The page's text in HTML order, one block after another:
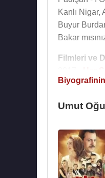
Kanlı Nigar,
Buyur
Bakar
Filmleri ve
2016 -Bana
2014 -
2014 -
2013 -
2013 - Size
2013 -
Biyografinin
Umut